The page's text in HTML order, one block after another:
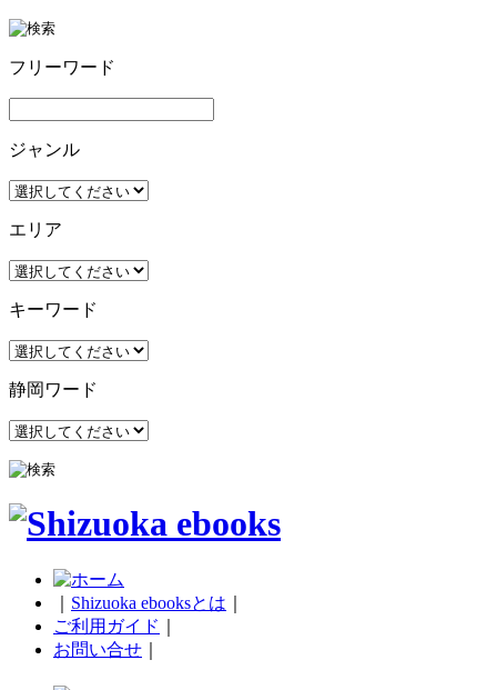
フリーワード
ジャンル
エリア
キーワード
静岡ワード
Shizuoka ebooksとは
ご利用ガイド
お問い合せ